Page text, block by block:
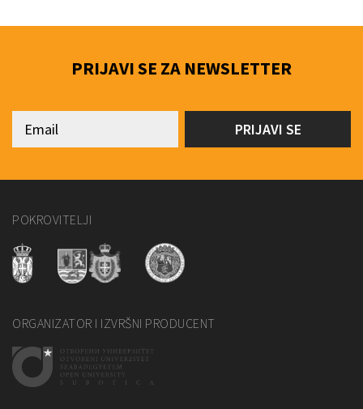
PRIJAVI SE ZA NEWSLETTER
POKROVITELJI
ORGANIZATOR I IZVRŠNI PRODUCENT